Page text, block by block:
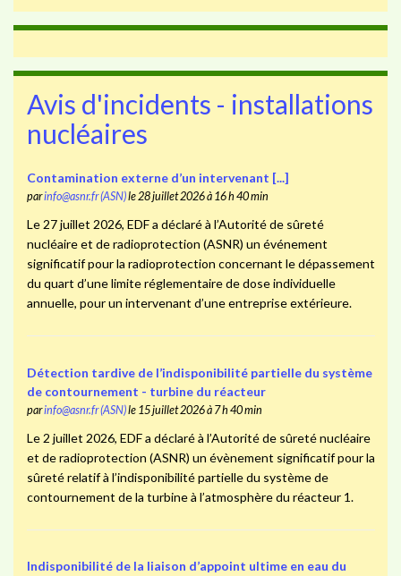
Avis d'incidents - installations
nucléaires
Contamination externe d’un intervenant [...]
parinfo@asnr.fr (ASN)le 28 juillet 2026 à 16 h 40 min
Le 27 juillet 2026, EDF a déclaré à l’Autorité de sûreté
nucléaire et de radioprotection (ASNR) un événement
significatif pour la radioprotection concernant le dépassement
du quart d’une limite réglementaire de dose individuelle
annuelle, pour un intervenant d’une entreprise extérieure.
Détection tardive de l’indisponibilité partielle du système
de contournement - turbine du réacteur
parinfo@asnr.fr (ASN)le 15 juillet 2026 à 7 h 40 min
Le 2 juillet 2026, EDF a déclaré à l’Autorité de sûreté nucléaire
et de radioprotection (ASNR) un évènement significatif pour la
sûreté relatif à l’indisponibilité partielle du système de
contournement de la turbine à l’atmosphère du réacteur 1.
Indisponibilité de la liaison d’appoint ultime en eau du